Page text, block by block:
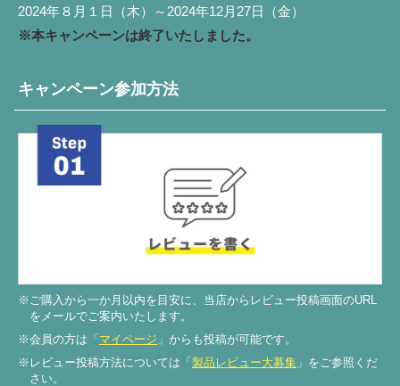
2024年８月１日（木）～2024年12月27日（金）
※本キャンペーンは終了いたしました。
キャンペーン参加方法
※ご購入から一か月以内を目安に、当店からレビュー投稿画面のURL
をメールでご案内いたします。
※会員の方は「 マイページ 」からも投稿が可能です。
※レビュー投稿方法については「製品レビュー大募集 」をご参照くだ
さい。